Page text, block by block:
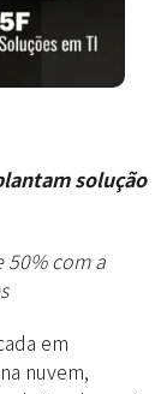
solução
50% com a
em
nuvem,